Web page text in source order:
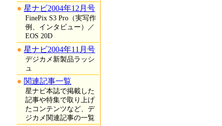
星ナビ2004年12月号
FinePix S3 Pro（実写作
例、インタビュー）／
EOS 20D
星ナビ2004年11月号
デジカメ新製品ラッシ
ュ
関連記事一覧
星ナビ本誌で掲載した
記事や特集で取り上げ
たコンテンツなど、デ
ジカメ関連記事の一覧